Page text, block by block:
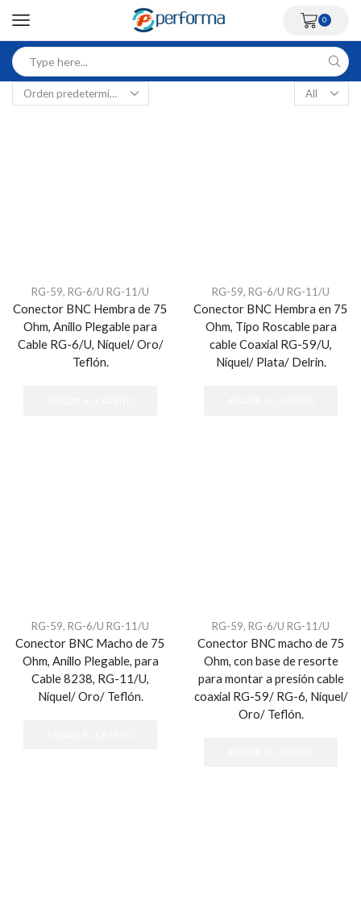
0
RG-59, RG-6/U RG-11/U
Conector BNC Hembra de 75
Ohm, Anillo Plegable para
Cable RG-6/U, Níquel/ Oro/
Teflón.
RG-59, RG-6/U RG-11/U
Conector BNC Hembra en 75
Ohm, Tipo Roscable para
cable Coaxial RG-59/U,
Níquel/ Plata/ Delrin.
RG-59, RG-6/U RG-11/U
Conector BNC Macho de 75
Ohm, Anillo Plegable, para
Cable 8238, RG-11/U,
Níquel/ Oro/ Teflón.
RG-59, RG-6/U RG-11/U
Conector BNC macho de 75
Ohm, con base de resorte
para montar a presión cable
coaxial RG-59/ RG-6, Níquel/
Oro/ Teflón.